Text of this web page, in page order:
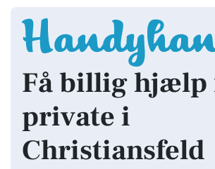
Få billig hjælp
private i
Christiansfeld